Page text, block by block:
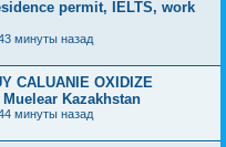
permit, IELTS, work
минуты назад
CALUANIE OXIDIZE
Kazakhstan
минуты назад